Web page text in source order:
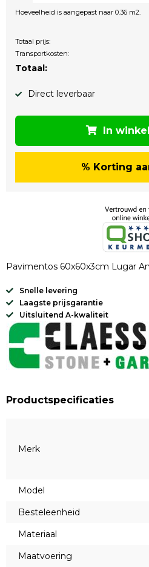
Hoeveelheid is aangepast naar 0.36 m2.
Totaal prijs:
Transportkosten:
Totaal:
Direct leverbaar
In
% Korting
Pavimentos 60x60x3cm Lugar
Snelle levering
Laagste prijsgarantie
Uitsluitend A-kwaliteit
Productspecificaties
Merk
Model
Besteleenheid
Materiaal
Maatvoering